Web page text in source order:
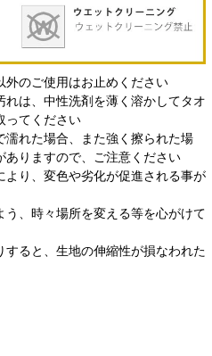
外のご使用はお止めください
れは、中性洗剤を薄く溶かしてタオ
ってください
濡れた場合、また強く擦られた場
りますので、ご注意ください
より、変色や劣化が促進される事が
う、時々場所を変える等を心がけて
すると、生地の伸縮性が損なわれた